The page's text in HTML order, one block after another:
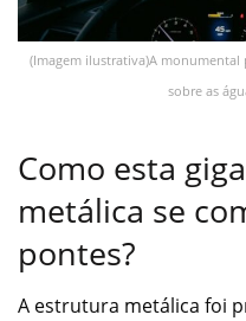
(Imagem ilustrativa)A monumental
sobre as
Como esta
metálica se
pontes?
A estrutura metálica foi